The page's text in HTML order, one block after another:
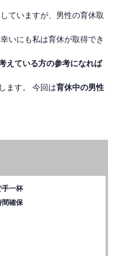
ていますが、男性の育休取
いにも私は育休が取得でき
えている方の参考になれば
ます。 今回は育休中の男性
手一杯
間確保